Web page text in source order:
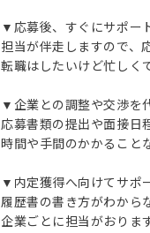
▼応募後、すぐにサポー
担当が伴走しますので、
転職はしたいけど忙しく
▼企業との調整や交渉を
応募書類の提出や面接日
時間や手間のかかること
▼内定獲得へ向けてサポ
履歴書の書き方がわから
企業ごとに担当がおりま